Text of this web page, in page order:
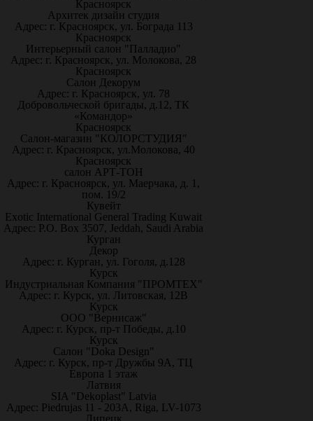
Красноярск
Архитек дизайн студия
Адрес: г. Красноярск, ул. Бограда 113
Красноярск
Интерьерный салон "Палладио"
Адрес: г. Красноярск, ул. Молокова, 28
Красноярск
Салон Декорум
Адрес: г. Красноярск, ул. 78
Добровольческой бригады, д.12, ТК
«Командор»
Красноярск
Салон-магазин "КОЛОРСТУДИЯ"
Адрес: г. Красноярск, ул.Молокова, 40
Красноярск
салон АРТ-ТОН
Адрес: г. Красноярск, ул. Маерчака, д. 1,
пом. 19/2
Кувейт
Exotic International General Trading Kuwait
Адрес: P.O. Box 3507, Jeddah, Saudi Arabia
Курган
Декор
Адрес: г. Курган, ул. Гоголя, д.128
Курск
Индустриальная Компания "ПРОМТЕХ"
Адрес: г. Курск, ул. Литовская, 12В
Курск
ООО "Вернисаж"
Адрес: г. Курск, пр-т Победы, д.10
Курск
Салон "Doka Design"
Адрес: г. Курск, пр-т Дружбы 9А, ТЦ
Европа 1 этаж
Латвия
SIA "Dekoplast" Latvia
Адрес: Piedrujas 11 - 203A, Riga, LV-1073
Липецк